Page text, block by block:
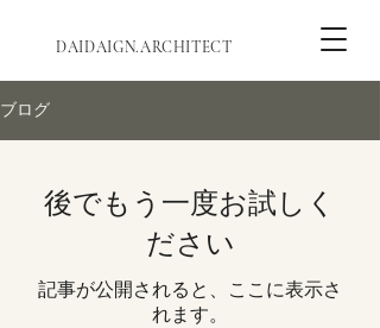
DAIDAIGN.ARCHITECT
ブログ
後でもう一度お試しく
ださい
記事が公開されると、ここに表示さ
れます。